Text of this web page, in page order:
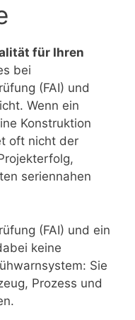
für Ihren
bei
(FAI) und
Wenn ein
Konstruktion
oft nicht der
seriennahen
(FAI) und ein
keine
Sie
Prozess und